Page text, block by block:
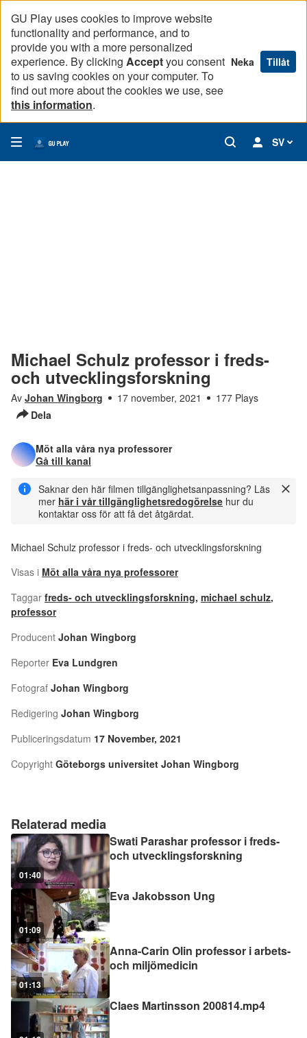
GU Play uses cookies to improve website
functionality and performance, and to
provide you with a more personalized
experience. By clicking Acceptyou consent
to us saving cookies on your computer. To
find out more about the cookies we use, see
this information.
Neka Tillåt
SV
Relaterad media
01:40
Swati Parashar professor i freds-
och utvecklingsforskning
01:09
Eva Jakobsson Ung
01:13
Anna-Carin Olin professor i arbets-
och miljömedicin
Claes Martinsson 200814.mp4
Michael Schulz professor i freds-
och utvecklingsforskning
Av Johan Wingborg 17 november, 2021
177 Plays
Dela
Möt alla våra nya professorer
Gå till kanal
Saknar den här filmen tillgänglighetsanpassning? Läs
mer här i vår tillgänglighetsredogörelse hur du
kontaktar oss för att få det åtgärdat.
Michael Schulz professor i freds- och utvecklingsforskning
Visas i Möt alla våra nya professorer
Taggar freds- och utvecklingsforskning, michael schulz,
professor
Producent Johan Wingborg
Reporter Eva Lundgren
Fotograf Johan Wingborg
Redigering Johan Wingborg
Publiceringsdatum 17 November, 2021
Copyright Göteborgs universitet Johan Wingborg